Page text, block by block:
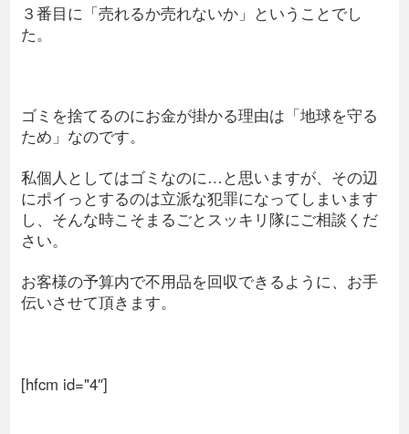
３番目に「売れるか売れないか」ということでし
た。
ゴミを捨てるのにお金が掛かる理由は「地球を守る
ため」なのです。
私個人としてはゴミなのに…と思いますが、その辺
にポイっとするのは立派な犯罪になってしまいます
し、そんな時こそまるごとスッキリ隊にご相談くだ
さい。
お客様の予算内で不用品を回収できるように、お手
伝いさせて頂きます。
[hfcm id="4″]